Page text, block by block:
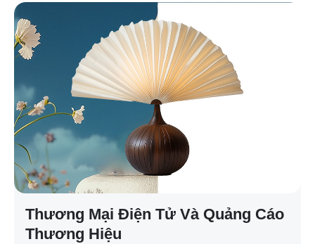
Thương Mại Điện Tử Và Quảng Cáo
Thương Hiệu